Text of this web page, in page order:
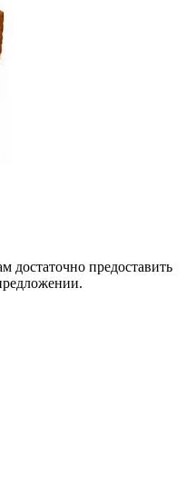
предоставить